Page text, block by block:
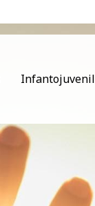
Infantojuvenil